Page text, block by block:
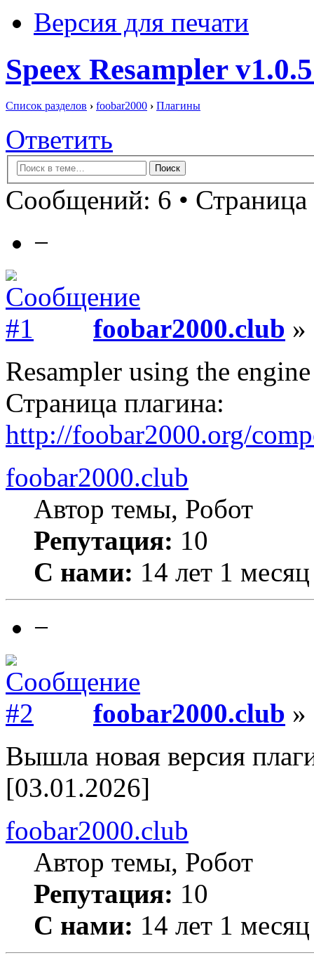
Версия для печати
Speex Resampler
Список разделов › foobar2000 › Плагины
Ответить
Сообщений: 6 • Страница
−
foobar2000.club »
Resampler using the
Страница плагина:
http://foobar2000.org/
foobar2000.club
Автор темы, Робот
Репутация: 10
С нами: 14 лет 1 месяц
−
foobar2000.club »
Вышла новая версия
[03.01.2026]
foobar2000.club
Автор темы, Робот
Репутация: 10
С нами: 14 лет 1 месяц